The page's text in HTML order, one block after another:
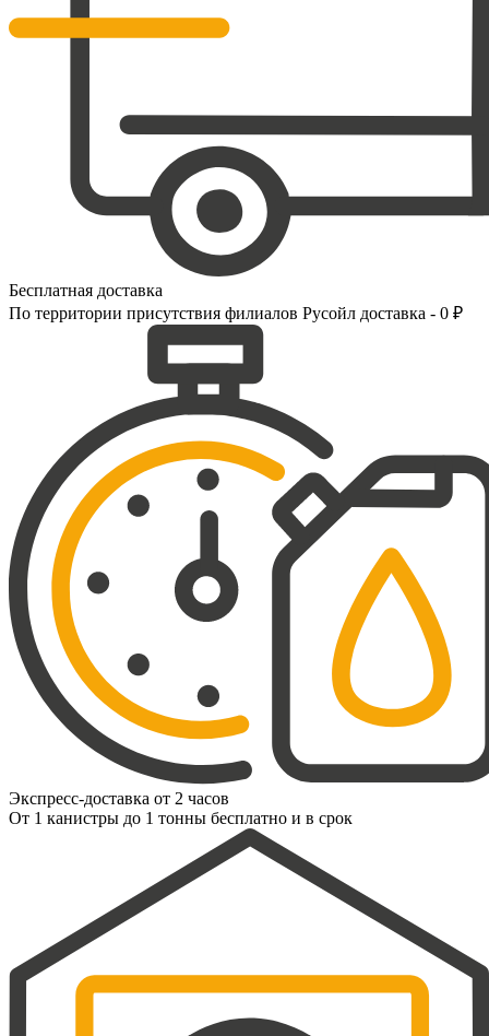
Бесплатная доставка
По территории присутствия филиалов Русойл доставка - 0 ₽
Экспресс-доставка от 2 часов
От 1 канистры до 1 тонны бесплатно и в срок